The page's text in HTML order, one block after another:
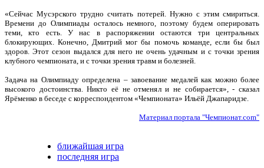
«Сейчас Мусэрского трудно считать потерей. Нужно с этим смириться.
Времени до Олимпиады осталось немного, поэтому будем оперировать
теми, кто есть. У нас в распоряжении остаются три центральных
блокирующих. Конечно, Дмитрий мог бы помочь команде, если бы был
здоров. Этот сезон выдался для него не очень удачным и с точки зрения
клубного чемпионата, и с точки зрения травм и болезней.
Задача на Олимпиаду определена – завоевание медалей как можно более
высокого достоинства. Никто её не отменял и не собирается», - сказал
Ярёменко в беседе с корреспондентом «Чемпионата» Ильёй Джапаридзе.
Материал портала "Чемпионат.com"
ближайшая игра
последняя игра